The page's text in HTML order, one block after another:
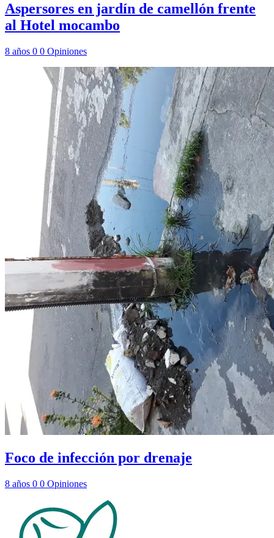
Aspersores en jardín de camellón frente
al Hotel mocambo
8 años 0 0 Opiniones
Foco de infección por drenaje
8 años 0 0 Opiniones